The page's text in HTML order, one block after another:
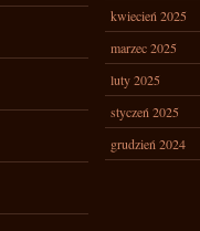
kwiecień 2025
marzec 2025
luty 2025
styczeń 2025
grudzień 2024